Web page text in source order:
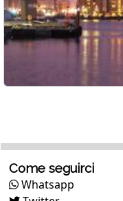
Come seguirci
Whatsapp